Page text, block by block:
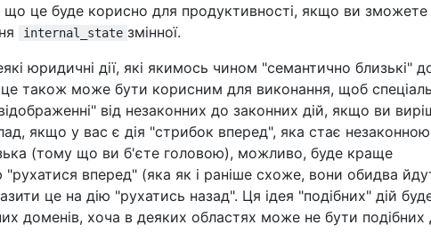
що це буде корисно для продуктивності, якщо ви зможете
internal_state змінної.
юридичні дії, які якимось чином "семантично близькі"
це також може бути корисним для виконання, щоб
від незаконних до законних дій, якщо ви
якщо у вас є дія "стрибок вперед", яка стає
(тому що ви б'єте головою), можливо, буде краще
"рухатися вперед" (яка як і раніше схоже, вони обидва
це на дію "рухатись назад". Ця ідея "подібних" дій
доменів, хоча в деяких областях може не бути подібних